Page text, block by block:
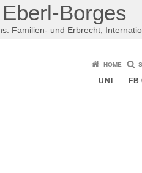
Borges
Familien- und Erbrecht,
HOME
UNI FB